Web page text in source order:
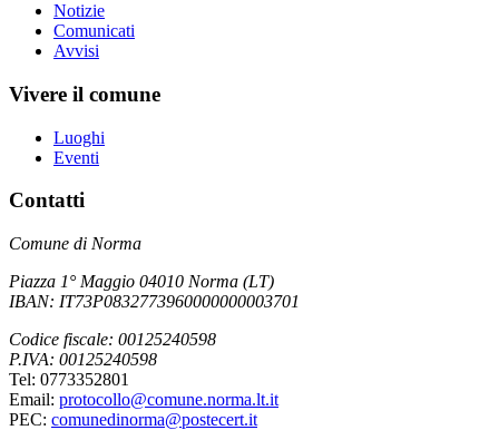
Notizie
Comunicati
Avvisi
Vivere il comune
Luoghi
Eventi
Contatti
Comune di Norma
Piazza 1° Maggio 04010 Norma (LT)
IBAN: IT73P0832773960000000003701
Codice fiscale: 00125240598
P.IVA: 00125240598
Tel: 0773352801
Email: protocollo@comune.norma.lt.it
PEC: comunedinorma@postecert.it